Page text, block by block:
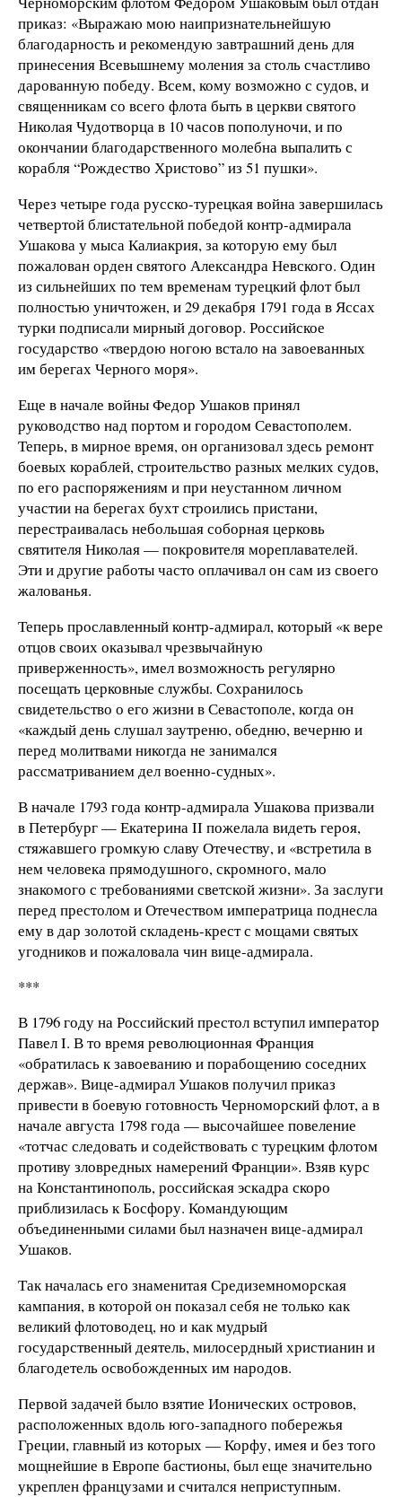
приказ: «Выражаю мою наипризнательнейшую
благодарность и рекомендую завтрашний день для
принесения Всевышнему моления за столь счастливо
дарованную победу. Всем, кому возможно с судов, и
священникам со всего флота быть в церкви святого
Николая Чудотворца в 10 часов пополуночи, и по
окончании благодарственного молебна выпалить с
корабля “Рождество Христово” из 51 пушки».
Через четыре года русско-турецкая война завершилась
четвертой блистательной победой контр-адмирала
Ушакова у мыса Калиакрия, за которую ему был
пожалован орден святого Александра Невского. Один
из сильнейших по тем временам турецкий флот был
полностью уничтожен, и 29 декабря 1791 года в Яссах
турки подписали мирный договор. Российское
государство «твердою ногою встало на завоеванных
им берегах Черного моря».
Еще в начале войны Федор Ушаков принял
руководство над портом и городом Севастополем.
Теперь, в мирное время, он организовал здесь ремонт
боевых кораблей, строительство разных мелких судов,
по его распоряжениям и при неустанном личном
участии на берегах бухт строились пристани,
перестраивалась небольшая соборная церковь
святителя Николая — покровителя мореплавателей.
Эти и другие работы часто оплачивал он сам из своего
жалованья.
Теперь прославленный контр-адмирал, который «к вере
отцов своих оказывал чрезвычайную
приверженность», имел возможность регулярно
посещать церковные службы. Сохранилось
свидетельство о его жизни в Севастополе, когда он
«каждый день слушал заутреню, обедню, вечерню и
перед молитвами никогда не занимался
рассматриванием дел военно-судных».
В начале 1793 года контр-адмирала Ушакова призвали
в Петербург — Екатерина II пожелала видеть героя,
стяжавшего громкую славу Отечеству, и «встретила в
нем человека прямодушного, скромного, мало
знакомого с требованиями светской жизни». За заслуги
перед престолом и Отечеством императрица поднесла
ему в дар золотой складень-крест с мощами святых
угодников и пожаловала чин вице-адмирала.
***
В 1796 году на Российский престол вступил император
Павел I. В то время революционная Франция
«обратилась к завоеванию и порабощению соседних
держав». Вице-адмирал Ушаков получил приказ
привести в боевую готовность Черноморский флот, а в
начале августа 1798 года — высочайшее повеление
«тотчас следовать и содействовать с турецким флотом
противу зловредных намерений Франции». Взяв курс
на Константинополь, российская эскадра скоро
приблизилась к Босфору. Командующим
объединенными силами был назначен вице-адмирал
Ушаков.
Так началась его знаменитая Средиземноморская
кампания, в которой он показал себя не только как
великий флотоводец, но и как мудрый
государственный деятель, милосердный христианин и
благодетель освобожденных им народов.
Первой задачей было взятие Ионических островов,
расположенных вдоль юго-западного побережья
Греции, главный из которых — Корфу, имея и без того
мощнейшие в Европе бастионы, был еще значительно
укреплен французами и считался неприступным.